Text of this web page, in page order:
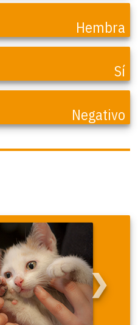
Hembra
Sí
Negativo
❯